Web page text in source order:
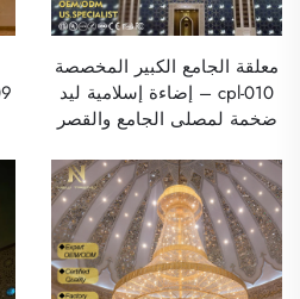
معلقة الجامع الكبير المخصصة
cpl-010 – إضاءة إسلامية ليد
ضخمة لمصلى الجامع والقصر